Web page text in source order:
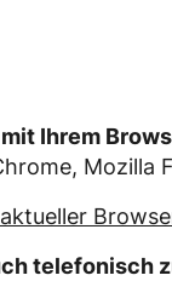
Ihrem
Mozilla
telefonisch